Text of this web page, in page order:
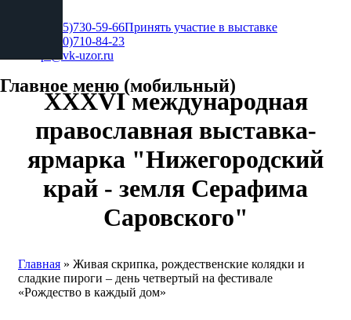
Главное меню (мобильный)
+7 (495)730-59-66
+7 (930)710-84-23
pr@vk-uzor.ru
Принять участие в выставке
XXXVI международная
православная выставка-
ярмарка "Нижегородский
край - земля Серафима
Саровского"
Вы здесь
Главная » Живая скрипка, рождественские колядки и
сладкие пироги – день четвертый на фестивале
«Рождество в каждый дом»